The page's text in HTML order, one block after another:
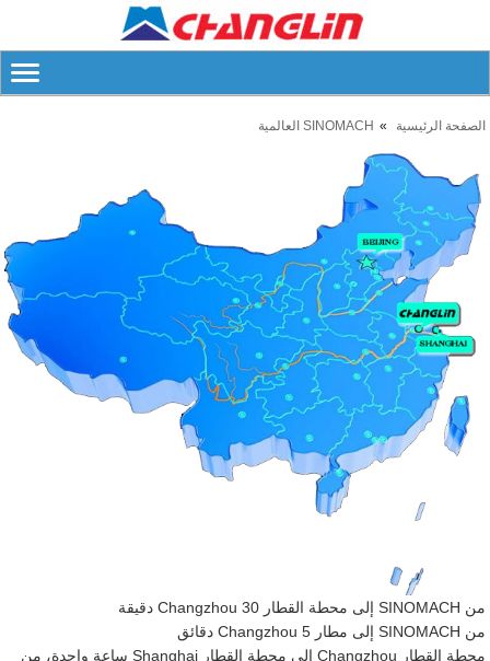
الصفحة الرئيسية SINOMACH العالمية
من SINOMACH إلى محطة القطار 30 Changzhou دقيقة
من SINOMACH إلى مطار 5 Changzhou دقائق
محطة القطار Changzhou إلى محطة القطار Shanghai ساعة واحدة، من